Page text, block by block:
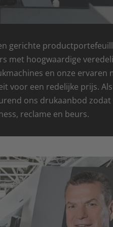
gerichte
met hoogwaardige
en onze ervaren
voor een redelijke prijs.
ons drukaanbod
reclame en beurs.